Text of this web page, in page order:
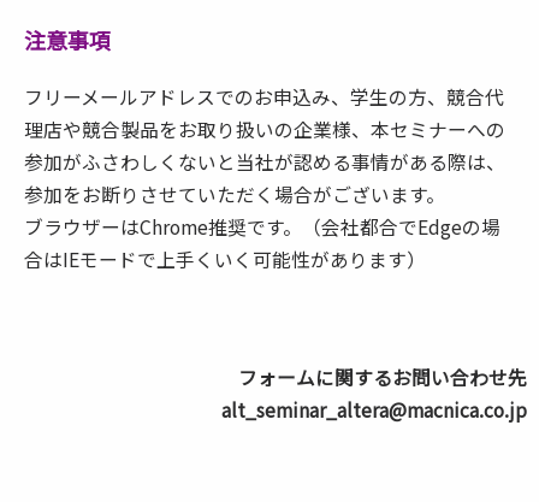
注意事項
フリーメールアドレスでのお申込み、学生の方、競合代
理店や競合製品をお取り扱いの企業様、本セミナーへの
参加がふさわしくないと当社が認める事情がある際は、
参加をお断りさせていただく場合がございます。
ブラウザーはChrome推奨です。（会社都合でEdgeの場
合はIEモードで上手くいく可能性があります）
フォームに関するお問い合わせ先
alt_seminar_altera@macnica.co.jp